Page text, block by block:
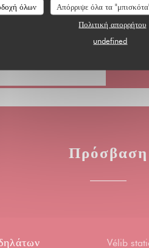
όλων Απόρριψε όλα τα
Πολιτική απορρήτου
undefined
Χρώμα χωρίς
Visa,
Πρόσβαση
Vélib